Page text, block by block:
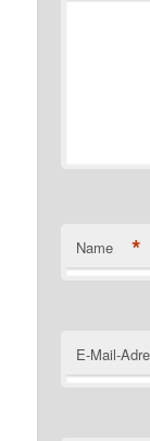
Name *
E-Mail-